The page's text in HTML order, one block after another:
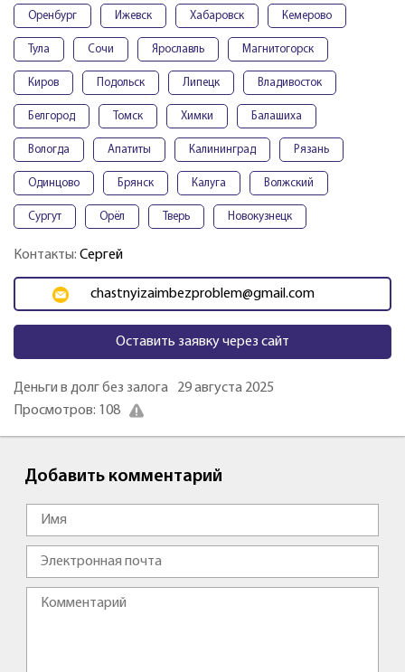
Оренбург Ижевск Хабаровск Кемерово
Тула Сочи Ярославль Магнитогорск
Киров Подольск Липецк Владивосток
Белгород Томск Химки Балашиха
Вологда Апатиты Калининград Рязань
Одинцово Брянск Калуга Волжский
Сургут Орёл Тверь Новокузнецк
Контакты: Сергей
chastnyizaimbezproblem@gmail.com
Оставить заявку через сайт
Деньги в долг без залога
29 августа 2025
Просмотров: 108
Добавить комментарий